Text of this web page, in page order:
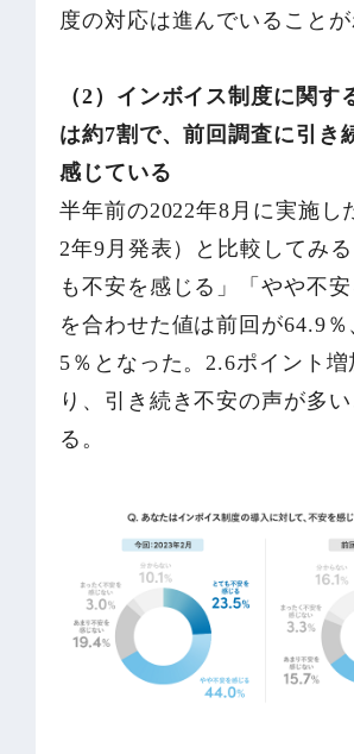
度の対応は進んでいることが
（2）インボイス制度に関す
は約7割で、前回調査に引き
感じている
半年前の2022年8月に実施し
2年9月発表）と比較してみ
も不安を感じる」「やや不安
を合わせた値は前回が64.9
5％となった。2.6ポイント増
り、引き続き不安の声が多
る。